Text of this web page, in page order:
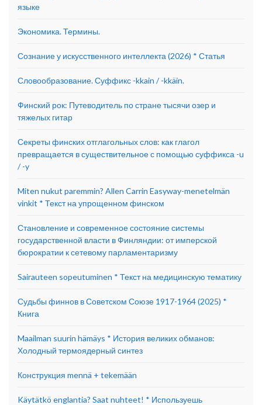
языке
Экономика. Термины.
Сознание у искусственного интеллекта (2026) * Статья
Словообразование. Суффикс -kkain / -kkäin.
Финский рок: Путеводитель по стране тысячи озер и
тяжелых гитар
Секреты финских отглагольных слов: как глагол
превращается в существительное с помощью суффикса -u
/ -y
Miten nukut paremmin? Allen Carrin Easyway-menetelmän
vinkit * Текст на упрощенном финском
Становление и современное состояние системы
государственной власти в Финляндии: от имперской
бюрократии к сетевому парламентаризму
Sairauteen sopeutuminen * Текст на медицинскую тематику
Судьбы финнов в Советском Союзе 1917-1964 (2025) *
Книга
Maailman suurin hämäys * История великих обманов:
Холодный термоядерный синтез
Конструкция mennä + tekemään
Käytätkö englantia? Saat nuhteet! * Используешь